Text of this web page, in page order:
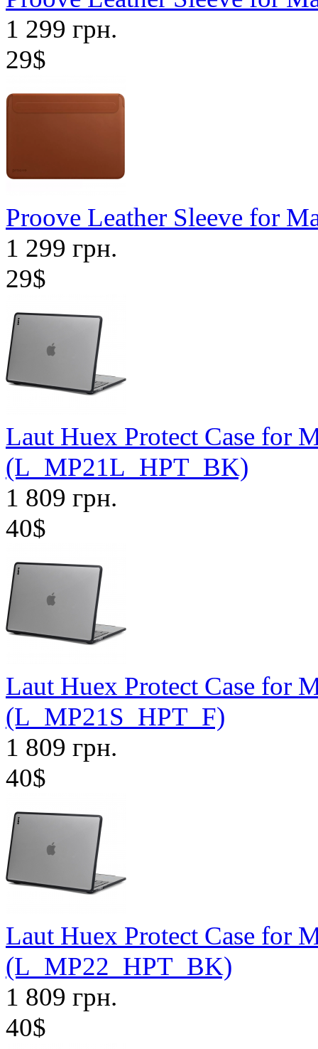
1 299 грн.
29$
Proove Leather Sleeve for
1 299 грн.
29$
Laut Huex Protect Case for
(L_MP21L_HPT_BK)
1 809 грн.
40$
Laut Huex Protect Case for
(L_MP21S_HPT_F)
1 809 грн.
40$
Laut Huex Protect Case for
(L_MP22_HPT_BK)
1 809 грн.
40$